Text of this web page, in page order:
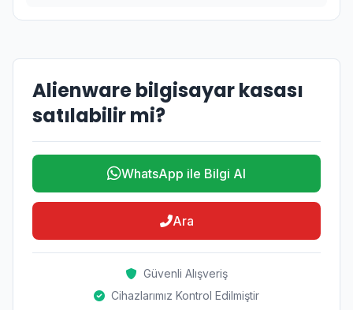
Alienware bilgisayar kasası
satılabilir mi?
WhatsApp ile Bilgi Al
Ara
Güvenli Alışveriş
Cihazlarımız Kontrol Edilmiştir